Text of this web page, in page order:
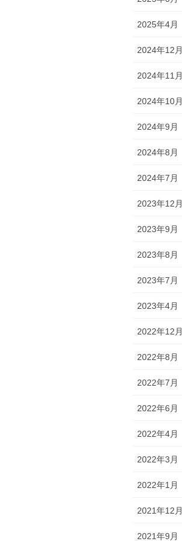
2025年4月
2024年12月
2024年11月
2024年10月
2024年9月
2024年8月
2024年7月
2023年12月
2023年9月
2023年8月
2023年7月
2023年4月
2022年12月
2022年8月
2022年7月
2022年6月
2022年4月
2022年3月
2022年1月
2021年12月
2021年9月